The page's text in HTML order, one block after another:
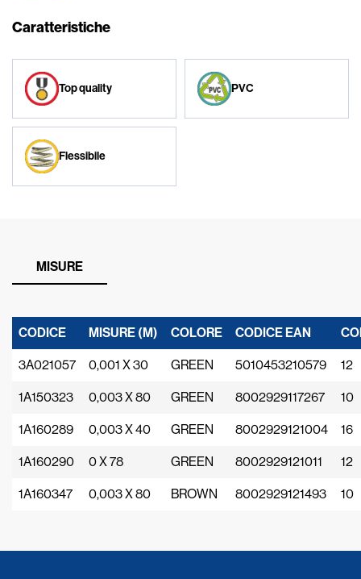
Caratteristiche
Top quality PVC
Flessibile
MISURE
CODICE MISURE (M) COLORE CODICE EAN
3A021057 0,001 X 30 GREEN 5010453210579 12
1A150323 0,003 X 80 GREEN 8002929117267 10
1A160289 0,003 X 40 GREEN 8002929121004 16
1A160290 0 X 78 GREEN 8002929121011 12
1A160347 0,003 X 80 BROWN 8002929121493 10